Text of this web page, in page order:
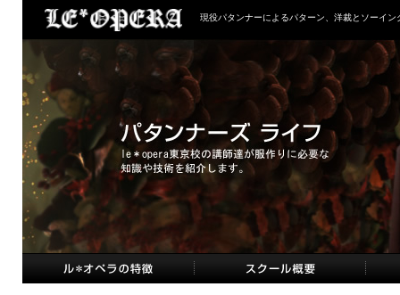
現役パタンナーによるパターン、洋裁とソーイン